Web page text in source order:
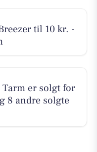
til 10 kr. -
er solgt for
8 andre solgte